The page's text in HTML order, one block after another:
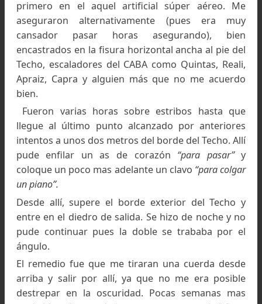
Carlos Comesaña en el Gran Techo circa año mayo
Sierra de la Ventana.
-¿Es verdad que abrió la ruta del Techo en
de la Ventana?, cuéntenos.
En Sierra me inicie de primero de cordada en
repeticiones obligadas de rutas ya abiertas en